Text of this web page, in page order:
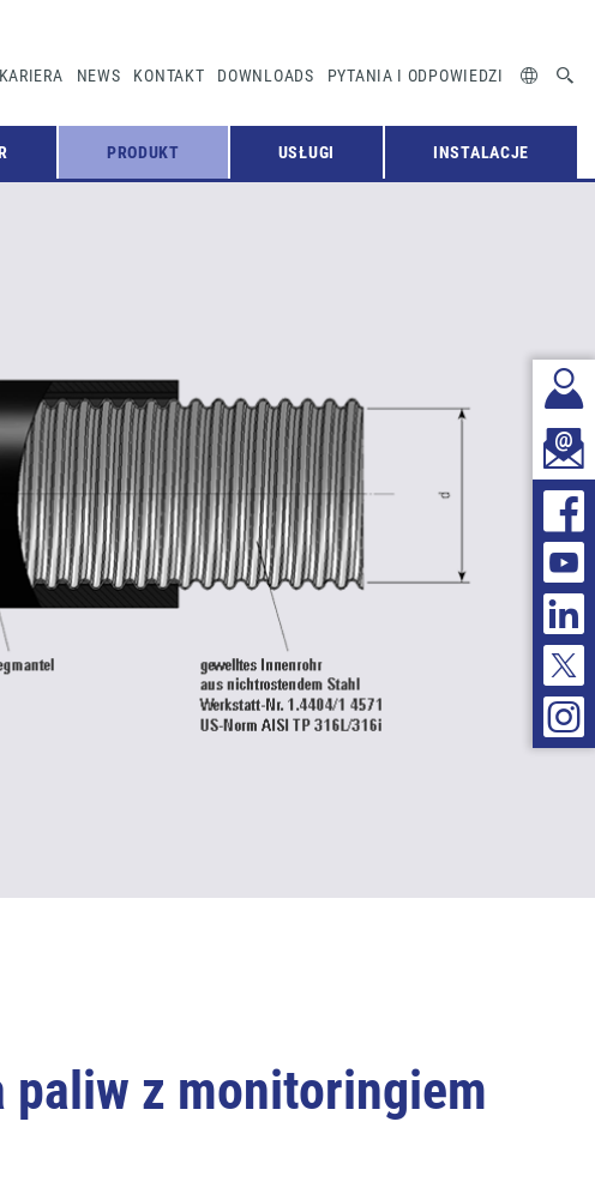
KARIERA NEWS KONTAKT DOWNLOADS PYTANIA I ODPOWIEDZI
PRODUKT USŁUGI INSTALACJE
paliw z monitoringiem